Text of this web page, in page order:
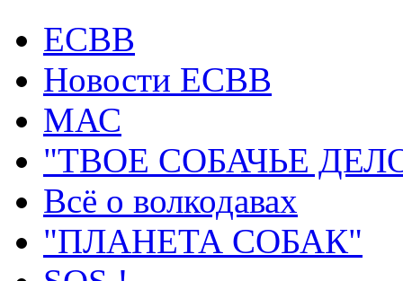
ECВB
Новости ЕСВВ
МАС
"ТВОЕ СОБАЧЬЕ
Всё о волкодавах
"ПЛАНЕТА СОБАК"